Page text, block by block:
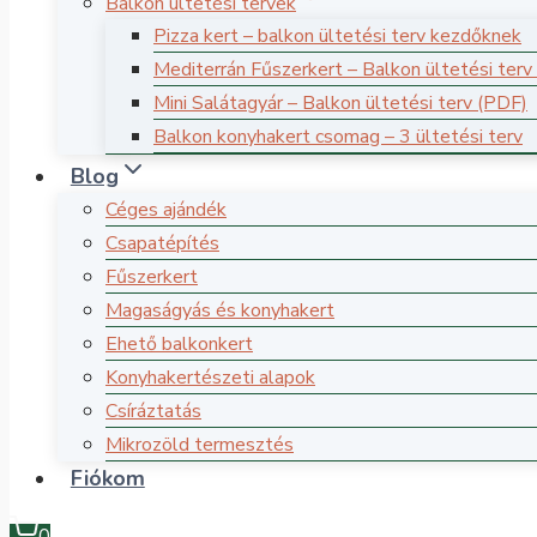
Pizza kert – balkon ültetési terv kezdőknek
Mediterrán Fűszerkert – Balkon ültetési terv
Mini Salátagyár – Balkon ültetési terv (PDF)
Balkon konyhakert csomag – 3 ültetési terv
Blog
Céges ajándék
Csapatépítés
Fűszerkert
Magaságyás és konyhakert
Ehető balkonkert
Konyhakertészeti alapok
Csíráztatás
Mikrozöld termesztés
Fiókom